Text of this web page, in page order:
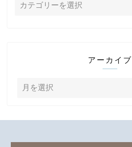
アーカイブ